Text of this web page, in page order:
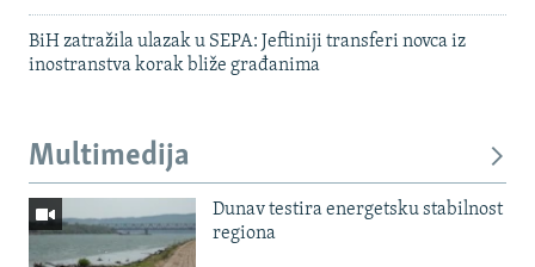
BiH zatražila ulazak u SEPA: Jeftiniji transferi novca iz
inostranstva korak bliže građanima
Multimedija
Dunav testira energetsku stabilnost
regiona